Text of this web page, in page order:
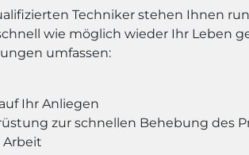
Techniker stehen Ihnen
wie möglich wieder Ihr Leben
umfassen:
Ihr Anliegen
zur schnellen Behebung des
Arbeit